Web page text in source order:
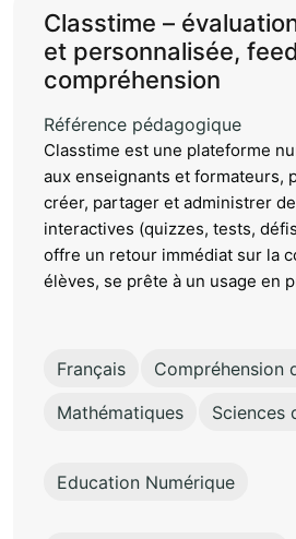
Classtime –
et personnalisée,
compréhension
Référence pédagogique
Classtime est une plateforme
aux enseignants et formateurs,
créer, partager et administrer
interactives (quizzes, tests,
offre un retour immédiat sur la
élèves, se prête à un usage en
Français
Compréhension
Mathématiques
Sciences
Education Numérique